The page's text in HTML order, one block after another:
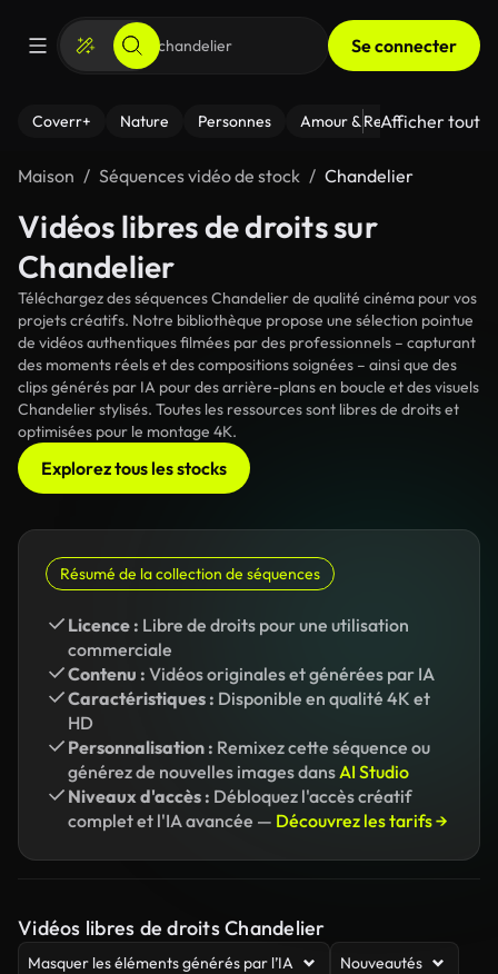
Se connecter
Coverr+ Nature Personnes Amour & Relations Le
Afficher tout
Maison Séquences vidéo de stock Chandelier
Vidéos libres de droits sur
Chandelier
Téléchargez des séquences Chandelier de qualité cinéma pour vos
projets créatifs. Notre bibliothèque propose une sélection pointue
de vidéos authentiques filmées par des professionnels – capturant
des moments réels et des compositions soignées – ainsi que des
clips générés par IA pour des arrière-plans en boucle et des visuels
Chandelier stylisés. Toutes les ressources sont libres de droits et
optimisées pour le montage 4K.
Explorez tous les stocks
Résumé de la collection de séquences
Licence : Libre de droits pour une utilisation
commerciale
Contenu : Vidéos originales et générées par IA
Caractéristiques : Disponible en qualité 4K et
HD
Personnalisation : Remixez cette séquence ou
générez de nouvelles images dansAI Studio
Niveaux d'accès : Débloquez l'accès créatif
complet et l'IA avancée — Découvrez les tarifs →
Vidéos libres de droits Chandelier
Masquer les éléments générés par l’IA Nouveautés